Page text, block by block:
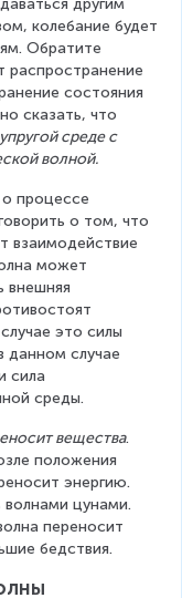
колебание будет
Обратите
распространение
состояния
сказать, что
среде с
волной.
процессе
о том, что
взаимодействие
может
внешняя
это силы
данном случае
сила
среды.
вещества.
положения
энергию.
цунами.
переносит
бедствия.